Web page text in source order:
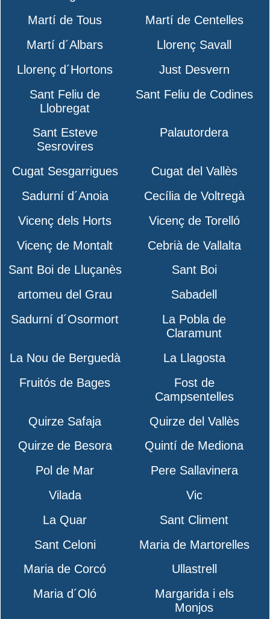
Martí de Tous
Martí de Centelles
Martí d´Albars
Llorenç Savall
Llorenç d´Hortons
Just Desvern
Sant Feliu de
Llobregat
Sant Feliu de Codines
Sant Esteve
Sesrovires
Palautordera
Cugat Sesgarrigues
Cugat del Vallès
Sadurní d´Anoia
Cecília de Voltregà
Vicenç dels Horts
Vicenç de Torelló
Vicenç de Montalt
Cebrià de Vallalta
Sant Boi de Lluçanès
Sant Boi
artomeu del Grau
Sabadell
Sadurní d´Osormort
La Pobla de
Claramunt
La Nou de Berguedà
La Llagosta
Fruitós de Bages
Fost de
Campsentelles
Quirze Safaja
Quirze del Vallès
Quirze de Besora
Quintí de Mediona
Pol de Mar
Pere Sallavinera
Vilada
Vic
La Quar
Sant Climent
Sant Celoni
Maria de Martorelles
Maria de Corcó
Ullastrell
Maria d´Oló
Margarida i els
Monjos